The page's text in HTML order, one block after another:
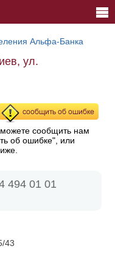
Альфа-Банка
ул.
сообщить нам
об ошибке", или
494 01 01
43